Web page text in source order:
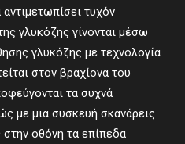
τυχόν
γλυκόζης γίνονται μέσω
γλυκόζης με τεχνολογία
στον βραχίονα του
τα συχνά
με μια συσκευή σκανάρεις
στην οθόνη τα επίπεδα